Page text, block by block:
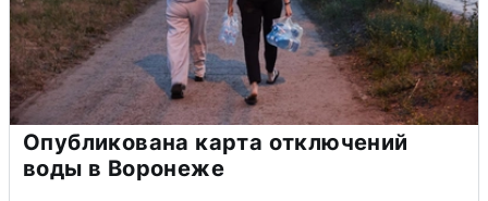
Опубликована карта отключений
воды в Воронеже